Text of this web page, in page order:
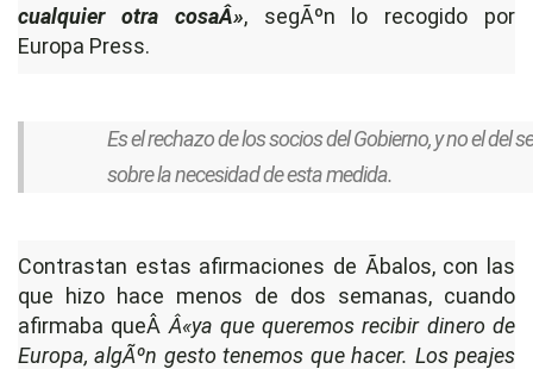
cualquier otra cosaÂ», segÃºn lo recogido por
Europa Press.
Es el rechazo de los socios del Gobierno, y no el
sobre la necesidad de esta medida.
Contrastan estas afirmaciones de Ãbalos, con las
que hizo hace menos de dos semanas, cuando
afirmaba queÂ Â«ya que queremos recibir dinero de
Europa, algÃºn gesto tenemos que hacer. Los peajes